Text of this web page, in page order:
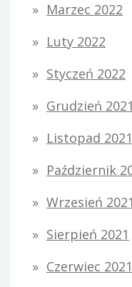
Marzec 2022
Luty 2022
Styczeń 2022
Grudzień 2021
Listopad 2021
Październik
Wrzesień 2021
Sierpień 2021
Czerwiec 2021